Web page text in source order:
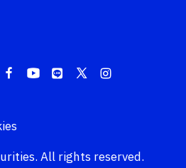
All rights reserved.